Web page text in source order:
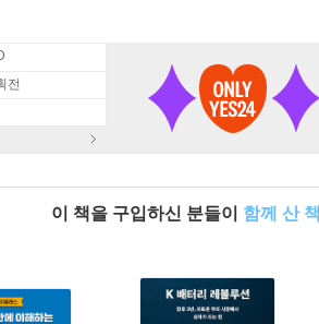
전
이 책을 구입하신 분들이 함께 산 책